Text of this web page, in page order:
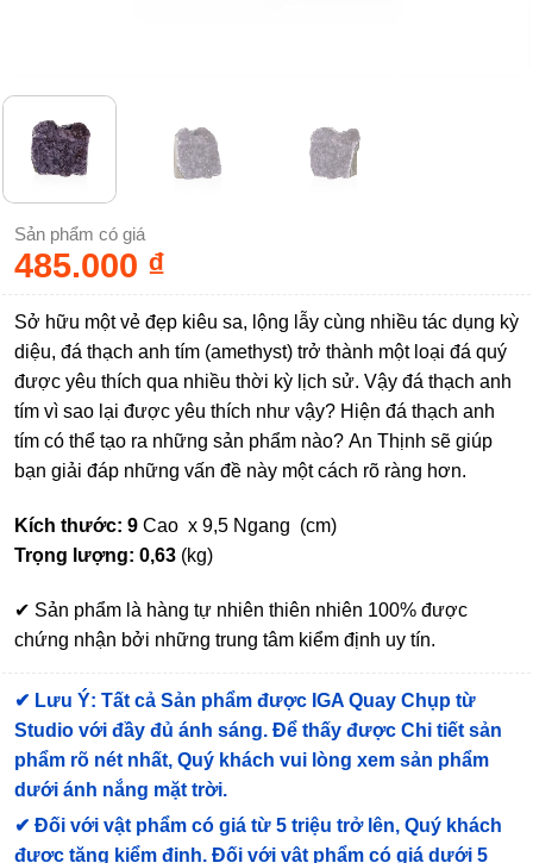
Sản phẩm có giá
485.000 ₫
Sở hữu một vẻ đẹp kiêu sa, lộng lẫy cùng nhiều tác dụng kỳ
diệu, đá thạch anh tím (amethyst) trở thành một loại đá quý
được yêu thích qua nhiều thời kỳ lịch sử. Vậy đá thạch anh
tím vì sao lại được yêu thích như vậy? Hiện đá thạch anh
tím có thể tạo ra những sản phẩm nào? An Thịnh sẽ giúp
bạn giải đáp những vấn đề này một cách rõ ràng hơn.
Kích thước: 9 Cao x 9,5 Ngang (cm)
Trọng lượng: 0,63 (kg)
✔ Sản phẩm là hàng tự nhiên thiên nhiên 100% được
chứng nhận bởi những trung tâm kiểm định uy tín.
✔ Lưu Ý: Tất cả Sản phẩm được IGA Quay Chụp từ
Studio với đầy đủ ánh sáng. Để thấy được Chi tiết sản
phẩm rõ nét nhất, Quý khách vui lòng xem sản phẩm
dưới ánh nắng mặt trời.
✔ Đối với vật phẩm có giá từ 5 triệu trở lên, Quý khách
được tặng kiểm định. Đối với vật phẩm có giá dưới 5